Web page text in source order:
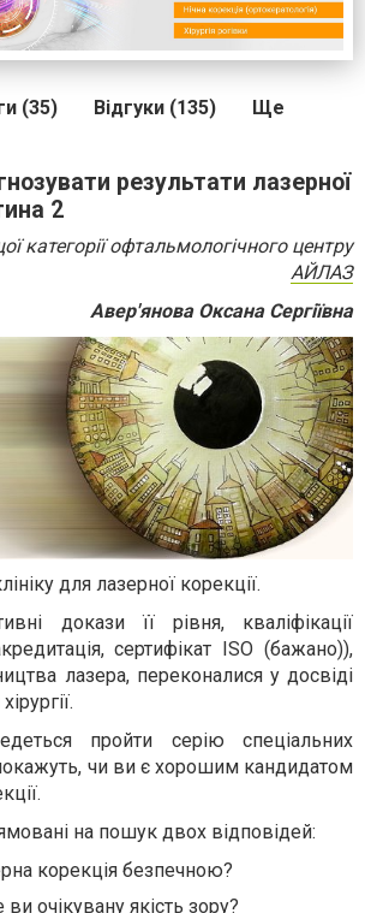
(35) Відгуки (135) Ще
результати лазерної
2
категорії офтальмологічного центру
АЙЛАЗ
Авер'янова Оксана Сергіївна
для лазерної корекції.
докази її рівня, кваліфікації
сертифікат ISO (бажано)),
лазера, переконалися у досвіді
пройти серію спеціальних
чи ви є хорошим кандидатом
на пошук двох відповідей:
корекція безпечною?
очікувану якість зору?